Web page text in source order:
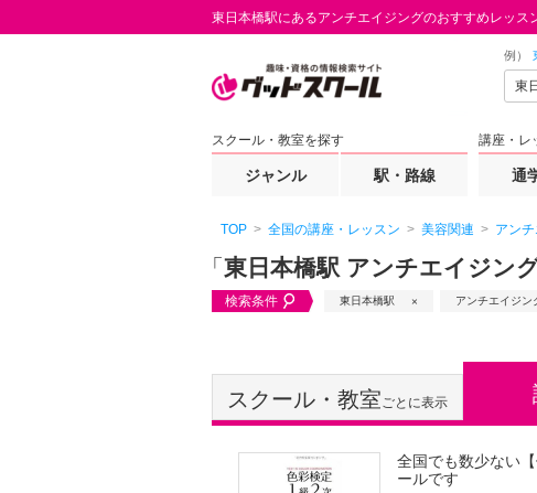
東日本橋駅にあるアンチエイジングのおすすめレッス
例）
スクール・教室を探す
ジャンル 駅・路線
講座・レ
通
TOP 全国の講座・レッスン 美容関連 アン
「 東日本橋駅 アンチエイジン
検索条件 東日本橋駅 アンチエイジン
スクール・教室ごとに表示
全国でも数少ない
ールです